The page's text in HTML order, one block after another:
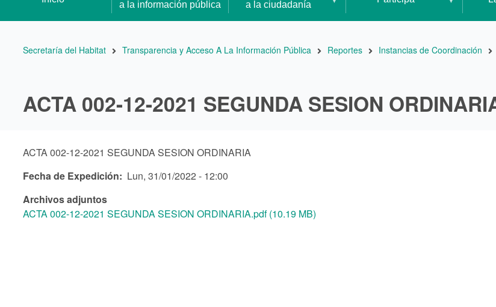
a la información pública
a la ciudadanía
Ruta
navegación
Secretaría del Habitat Transparencia y Acceso A La Información Pública Reportes Instancias de Coordinación
ACTA 002-12-2021 SEGUNDA SESION
ACTA 002-12-2021 SEGUNDA SESION ORDINARIA
Fecha de Expedición
Lun, 31/01/2022 - 12:00
Archivos adjuntos
ACTA 002-12-2021 SEGUNDA SESION ORDINARIA.pdf (10.19 MB)